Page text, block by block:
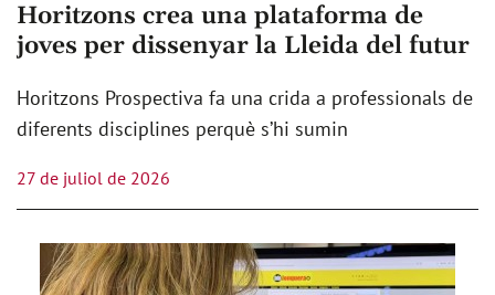
Horitzons crea una plataforma de
joves per dissenyar la Lleida del futur
Horitzons Prospectiva fa una crida a professionals de
diferents disciplines perquè s’hi sumin
27 de juliol de 2026